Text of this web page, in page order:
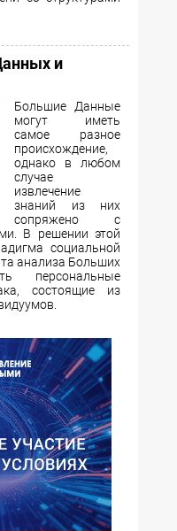
и
Большие Данные
могут иметь
самое разное
происхождение,
однако в любом
случае
извлечение
знаний из них
сопряжено с
В решении этой
социальной
анализа Больших
персональные
состоящие из